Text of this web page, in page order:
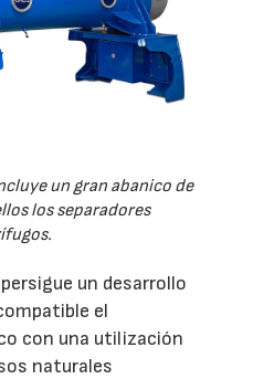
un gran abanico de
los separadores
un desarrollo
el
con una utilización
naturales